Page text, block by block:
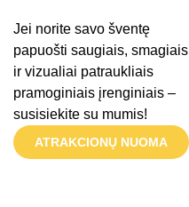
Jei norite savo šventę
papuošti saugiais, smagiais
ir vizualiai patraukliais
pramoginiais įrenginiais –
susisiekite su mumis!
ATRAKCIONŲ NUOMA